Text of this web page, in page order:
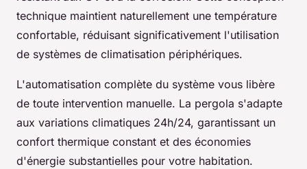
technique maintient naturellement une température
confortable, réduisant significativement l'utilisation
de systèmes de climatisation périphériques.
L'automatisation complète du système vous libère
de toute intervention manuelle. La pergola s'adapte
aux variations climatiques 24h/24, garantissant un
confort thermique constant et des économies
d'énergie substantielles pour votre habitation.